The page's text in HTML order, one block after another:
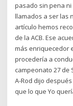
pasado sin pena
llamados a ser las
artículo hemos
de la ACB. Ese
más enriquecedor
procedería a
campeonato 27 de
A-Rod dijo
que lo que Yo